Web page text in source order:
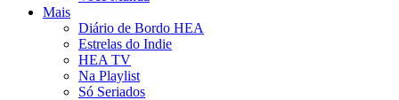
Mais
Diário de Bordo HEA
Estrelas do Indie
HEA TV
Na Playlist
Só Seriados